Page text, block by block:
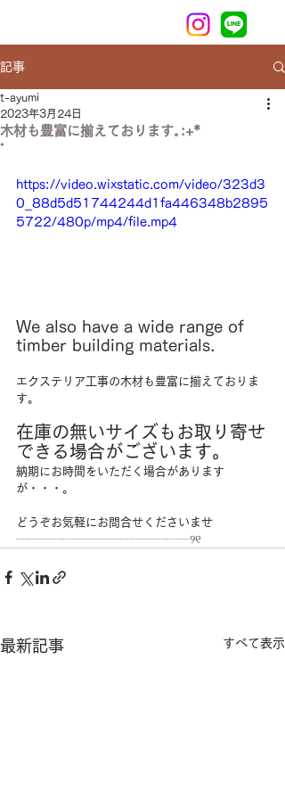
記事
木材も豊富に揃えております｡:+*
ﾟ
t-ayumi
2023年3月24日
https://video.wixstatic.com/video/323d3
0_88d5d51744244d1fa446348b2895
5722/480p/mp4/file.mp4
We also have a wide range of
timber building materials.
エクステリア工事の木材も豊富に揃えておりま
す。
在庫の無いサイズもお取り寄せ
できる場合がございます。
納期にお時間をいただく場合があります
が・・・。
どうぞお気軽にお問合せくださいませ
┈┈┈┈┈┈┈┈┈┈┈┈┈┈┈୨୧
最新記事 すべて表示